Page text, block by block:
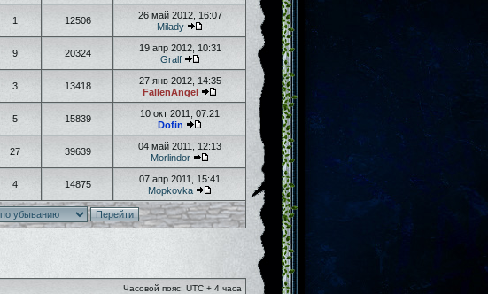
1 12506
26 май 2012, 16:07
Milady
9 20324
19 апр 2012, 10:31
Gralf
3 13418
27 янв 2012, 14:35
FallenAngel
5 15839
10 окт 2011, 07:21
Dofin
27 39639
04 май 2011, 12:13
Morlindor
4 14875
07 апр 2011, 15:41
Mopkovka
Часовой пояс: UTC + 4 часа